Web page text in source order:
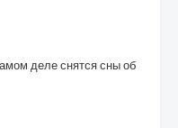
деле снятся сны об